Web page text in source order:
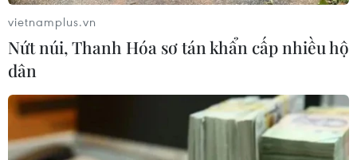
đã kéo giá vàng SJC xuống mốc 67 triệu đồng/lượng
vào sáng 11/4, trong khi thương hiệu vàng Rồng Thăng
Long của Bảo Tín Minh Châu cũng đi xuống.
vietnamplus.vn
Nứt núi, Thanh Hóa sơ tán khẩn cấp nhiều hộ
dân